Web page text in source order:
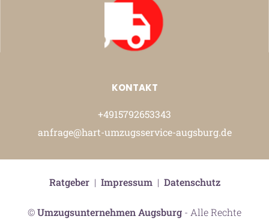
KONTAKT
+4915792653343
anfrage@hart-umzugsservice-augsburg.de
©Umzugsunternehmen Augsburg - Alle Rechte
Ratgeber| Impressum| Datenschutz